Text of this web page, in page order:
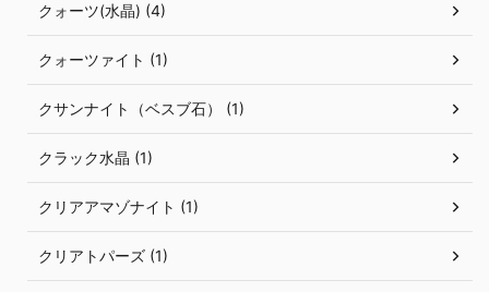
クォーツ(水晶) (4)
クォーツァイト (1)
クサンナイト（ベスブ石） (1)
クラック水晶 (1)
クリアアマゾナイト (1)
クリアトパーズ (1)